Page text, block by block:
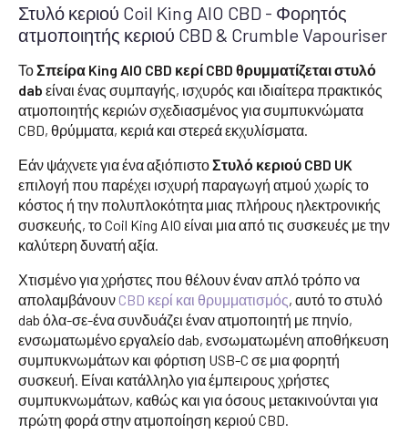
Στυλό κεριού Coil King AIO CBD - Φορητός
ατμοποιητής κεριού CBD & Crumble Vapouriser
ΤοΣπείρα King AIO CBD κερί CBD θρυμματίζεται στυλό
dab είναι ένας συμπαγής, ισχυρός και ιδιαίτερα πρακτικός
ατμοποιητής κεριών σχεδιασμένος για συμπυκνώματα
CBD, θρύμματα, κεριά και στερεά εκχυλίσματα.
Εάν ψάχνετε για ένα αξιόπιστοΣτυλό κεριού CBD UK
επιλογή που παρέχει ισχυρή παραγωγή ατμού χωρίς το
κόστος ή την πολυπλοκότητα μιας πλήρους ηλεκτρονικής
συσκευής, το Coil King AIO είναι μια από τις συσκευές με την
καλύτερη δυνατή αξία.
Χτισμένο για χρήστες που θέλουν έναν απλό τρόπο να
απολαμβάνουν CBD κερί και θρυμματισμός, αυτό το στυλό
dab όλα-σε-ένα συνδυάζει έναν ατμοποιητή με πηνίο,
ενσωματωμένο εργαλείο dab, ενσωματωμένη αποθήκευση
συμπυκνωμάτων και φόρτιση USB-C σε μια φορητή
συσκευή. Είναι κατάλληλο για έμπειρους χρήστες
συμπυκνωμάτων, καθώς και για όσους μετακινούνται για
πρώτη φορά στην ατμοποίηση κεριού CBD.